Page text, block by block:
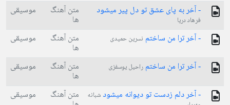
- آخر به پای عشق تو دل پیر میشود
فرهاد دریا
متن آهنگ
ها
موسیقی
- آخر ترا من ساختم نسرین حمیدی متن آهنگ
ها
موسیقی
- آخر ترا من ساختم راحیل یوسفزی متن آهنگ
ها
موسیقی
- آخر دلم زدست تو دیوانه میشود شبانه
متن آهنگ موسیقی